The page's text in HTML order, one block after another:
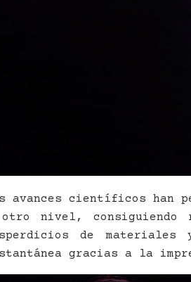
avances científicos han
nivel, consiguiendo
de materiales
gracias a la